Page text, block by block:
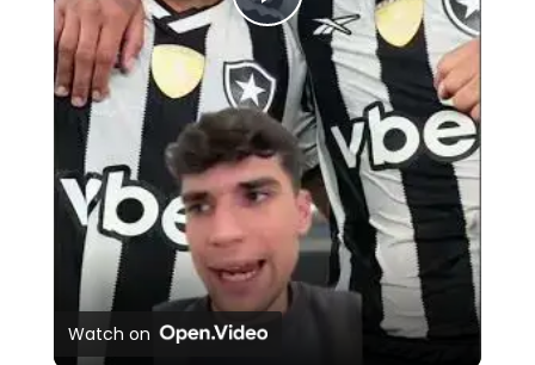
Play
Video
Watch on